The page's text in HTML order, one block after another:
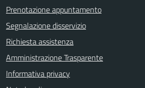
Prenotazione appuntamento
Segnalazione disservizio
Richiesta assistenza
Amministrazione Trasparente
Informativa privacy